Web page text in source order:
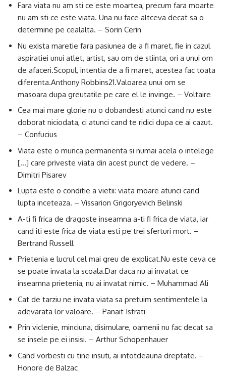
Fara viata nu am sti ce este moartea, precum fara moarte
nu am sti ce este viata. Una nu face altceva decat sa o
determine pe cealalta. – Sorin Cerin
Nu exista maretie fara pasiunea de a fi maret, fie in cazul
aspiratiei unui atlet, artist, sau om de stiinta, ori a unui om
de afaceri.Scopul, intentia de a fi maret, acestea fac toata
diferenta.Anthony Robbins21.Valoarea unui om se
masoara dupa greutatile pe care el le invinge. – Voltaire
Cea mai mare glorie nu o dobandesti atunci cand nu este
doborat niciodata, ci atunci cand te ridici dupa ce ai cazut.
– Confucius
Viata este o munca permanenta si numai acela o intelege
[…] care priveste viata din acest punct de vedere. –
Dimitri Pisarev
Lupta este o conditie a vietii: viata moare atunci cand
lupta inceteaza. – Vissarion Grigoryevich Belinski
A-ti fi frica de dragoste inseamna a-ti fi frica de viata, iar
cand iti este frica de viata esti pe trei sferturi mort. –
Bertrand Russell
Prietenia e lucrul cel mai greu de explicat.Nu este ceva ce
se poate invata la scoala.Dar daca nu ai invatat ce
inseamna prietenia, nu ai invatat nimic. – Muhammad Ali
Cat de tarziu ne invata viata sa pretuim sentimentele la
adevarata lor valoare. – Panait Istrati
Prin viclenie, minciuna, disimulare, oamenii nu fac decat sa
se insele pe ei insisi. – Arthur Schopenhauer
Cand vorbesti cu tine insuti, ai intotdeauna dreptate. –
Honore de Balzac